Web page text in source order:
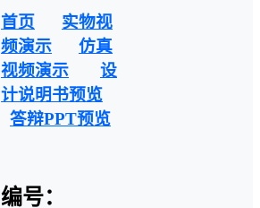
首页
实物视
频演示
仿真
视频演示
设
计说明书预览
答辩PPT预览
编号：